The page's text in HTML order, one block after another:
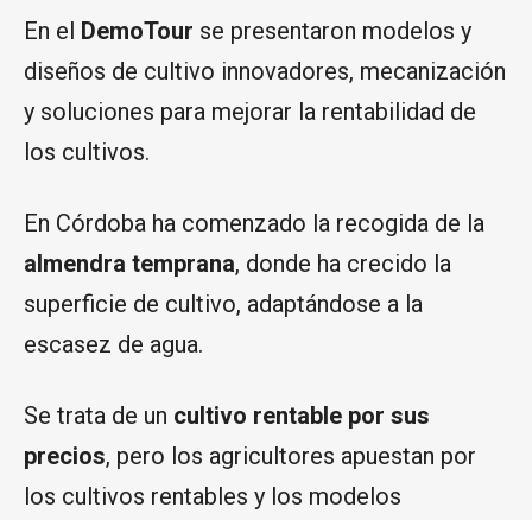
En el DemoTour se presentaron modelos y
diseños de cultivo innovadores, mecanización
y soluciones para mejorar la rentabilidad de
los cultivos.
En Córdoba ha comenzado la recogida de la
almendra temprana, donde ha crecido la
superficie de cultivo, adaptándose a la
escasez de agua.
Se trata de un cultivo rentable por sus
precios, pero los agricultores apuestan por
los cultivos rentables y los modelos